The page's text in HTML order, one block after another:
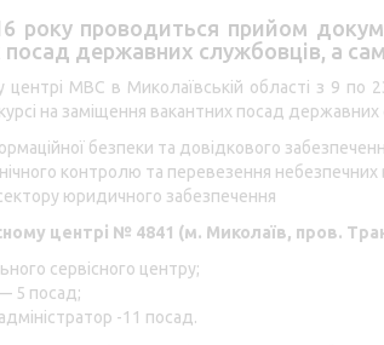
року проводиться прийом
державних службовців, а
центрі МВС в Миколаївській області з 9
на заміщення вакантних посад
безпеки та довідкового
контролю та перевезення
юридичного забезпечення
центрі № 4841 (м. Миколаїв, пров.
сервісного центру;
5 посад;
-11 посад.